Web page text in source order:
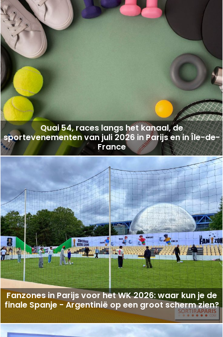
Quai 54, races langs het kanaal, de
sportevenementen van juli 2026 in Parijs en in Île-de-
France
Fanzones in Parijs voor het WK 2026: waar kun je de
finale Spanje - Argentinië op een groot scherm zien?